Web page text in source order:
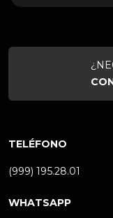
TELÉFONO
(999) 195.28.01
WHATSAPP